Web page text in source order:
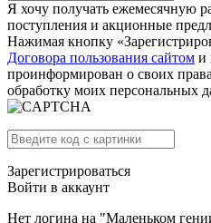
Я хочу получать ежемесячную
поступления и акционные
Нажимая кнопку
Договора пользования сайтом и
проинформирован о своих
обработку моих персональных
Зарегистрироваться
Войти в аккаунт
Нет логина на "Маленьком